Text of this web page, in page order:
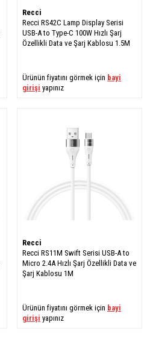
Recci
Recci RS42C Lamp Display Serisi
USB-A to Type-C 100W Hızlı Şarj
Özellikli Data ve Şarj Kablosu 1.5M
Ürünün fiyatını görmek için bayi
girişi yapınız
Recci
Recci RS11M Swift Serisi USB-A to
Micro 2.4A Hızlı Şarj Özellikli Data ve
Şarj Kablosu 1M
Ürünün fiyatını görmek için bayi
girişi yapınız